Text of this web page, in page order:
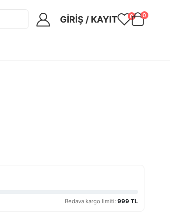
GIRIŞ / KAYIT 0 0
Bedava kargo limiti: 999 TL